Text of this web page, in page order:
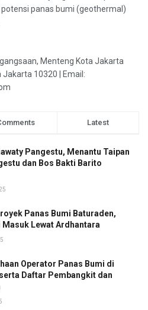
panas bumi (geothermal)
Menteng Kota Jakarta
Jakarta 10320 | Email:
Latest
Pangestu, Menantu Taipan
dan Bos Bakti Barito
Panas Bumi Baturaden,
Masuk Lewat Ardhantara
Operator Panas Bumi di
Daftar Pembangkit dan